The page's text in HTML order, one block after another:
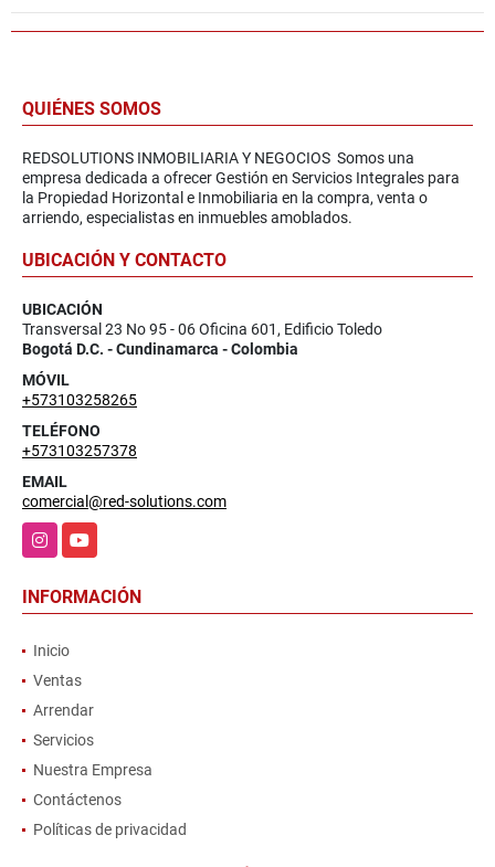
QUIÉNES SOMOS
REDSOLUTIONS INMOBILIARIA Y NEGOCIOS Somos una
empresa dedicada a ofrecer Gestión en Servicios Integrales para
la Propiedad Horizontal e Inmobiliaria en la compra, venta o
arriendo, especialistas en inmuebles amoblados.
UBICACIÓN Y CONTACTO
UBICACIÓN
Transversal 23 No 95 - 06 Oficina 601, Edificio Toledo
Bogotá D.C. - Cundinamarca - Colombia
MÓVIL
+573103258265
TELÉFONO
+573103257378
EMAIL
comercial@red-solutions.com
InstagramYouTube
INFORMACIÓN
Inicio
Ventas
Arrendar
Servicios
Nuestra Empresa
Contáctenos
Políticas de privacidad